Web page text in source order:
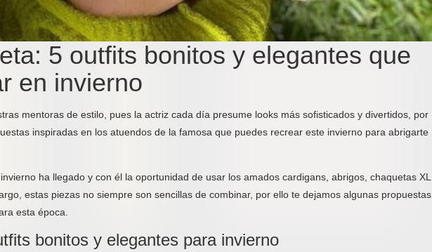
5 outfits bonitos y elegantes que
en invierno
mentoras de estilo, pues la actriz cada día presume looks más sofisticados y divertidos, por
inspiradas en los atuendos de la famosa que puedes recrear este invierno para abrigarte
ha llegado y con él la oportunidad de usar los amados cardigans, abrigos, chaquetas XL
estas piezas no siempre son sencillas de combinar, por ello te dejamos algunas propuestas
esta época.
bonitos y elegantes para invierno